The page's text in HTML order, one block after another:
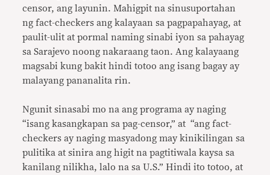
censor, ang layunin. Mahigpit na sinusuportahan
ng fact-checkers ang kalayaan sa pagpapahayag, at
paulit-ulit at pormal naming sinabi iyon sa pahayag
sa Sarajevo noong nakaraang taon. Ang kalayaang
magsabi kung bakit hindi totoo ang isang bagay ay
malayang pananalita rin.
Ngunit sinasabi mo na ang programa ay naging
“isang kasangkapan sa pag-censor,” at “ang fact-
checkers ay naging masyadong may kinikilingan sa
pulitika at sinira ang higit na pagtitiwala kaysa sa
kanilang nilikha, lalo na sa U.S.” Hindi ito totoo, at